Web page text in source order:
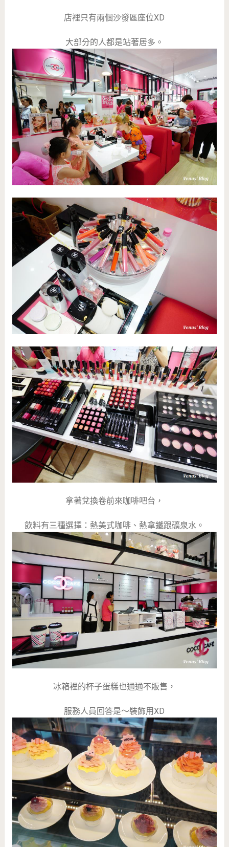
店裡只有兩個沙發區座位XD
大部分的人都是站著居多。
拿著兌換卷前來咖啡吧台，
飲料有三種選擇：熱美式咖啡、熱拿鐵跟礦泉水。
冰箱裡的杯子蛋糕也通通不販售，
服務人員回答是～裝飾用XD